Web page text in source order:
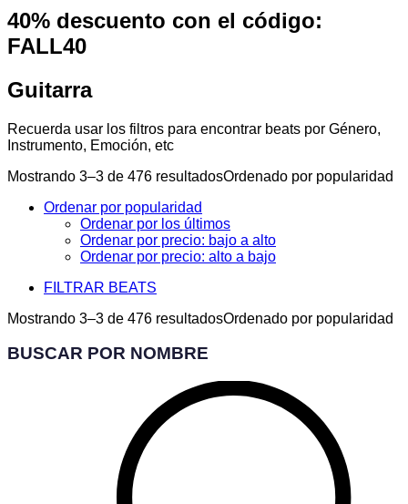
40% descuento con el código:
FALL40
Guitarra
Recuerda usar los filtros para encontrar beats por Género,
Instrumento, Emoción, etc
Mostrando 3–3 de 476 resultadosOrdenado por popularidad
Ordenar por popularidad
Ordenar por los últimos
Ordenar por precio: bajo a alto
Ordenar por precio: alto a bajo
FILTRAR BEATS
Mostrando 3–3 de 476 resultadosOrdenado por popularidad
BUSCAR POR NOMBRE